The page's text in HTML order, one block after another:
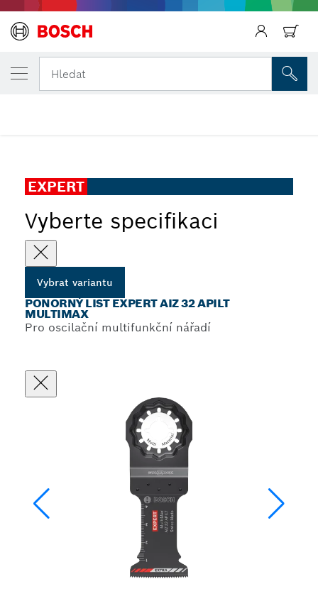
Hledat
EXPERT
Vyberte specifikaci
Vybrat variantu
PONORNÝ LIST EXPERT AIZ 32 APILT
MULTIMAX
Pro oscilační multifunkční nářadí
ZVOLENÁ VARIANTA
Ponorný list EXPERT AIZ 32 APILT